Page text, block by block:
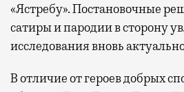
«Ястребу». Постановочные
сатиры и пародии в сторону
исследования вновь
В отличие от героев добрых